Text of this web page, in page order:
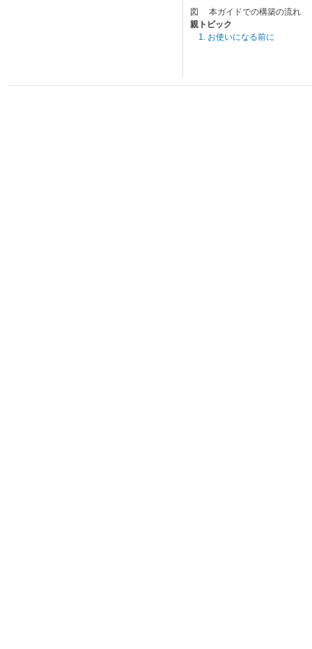
図 本ガイドでの構築の流れ
親トピック
1. お使いになる前に